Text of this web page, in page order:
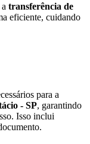
transferência de
eficiente, cuidando
para a
- SP, garantindo
Isso inclui